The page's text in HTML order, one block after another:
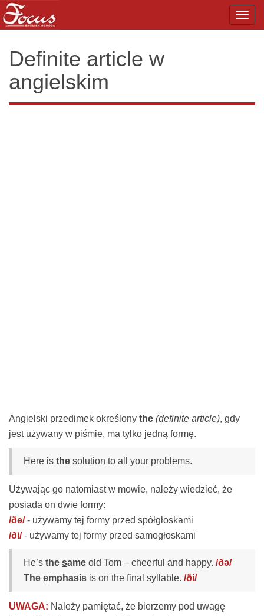
Definite article w
angielskim
Angielski przedimek określony the (definite article), gdy
jest używany w piśmie, ma tylko jedną formę.
Here is the solution to all your problems.
Używając go natomiast w mowie, należy wiedzieć, że
posiada on dwie formy:
/ðə/- używamy tej formy przed spółgłoskami
/ði/- używamy tej formy przed samogłoskami
He’s the same old Tom – cheerful and happy. /ðə/
The emphasis is on the final syllable. /ði/
UWAGA: Należy pamiętać, że bierzemy pod uwagę